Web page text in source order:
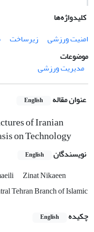
کلیدواژه‌ها
امنیت ورزشی
زیرساخت
موضوعات
مدیریت ورزشی
عنوان مقاله English
of Iranian
on Technology
نویسندگان English
Zinat Nikaeen
Tehran Branch of Islamic
چکیده
English